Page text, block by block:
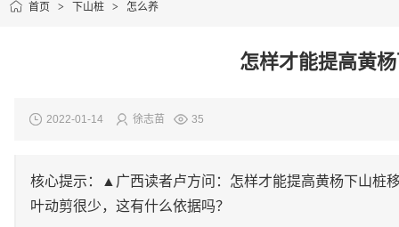
首页 > 下山桩 > 怎么养
怎样才能提高黄
2022-01-14 徐志苗 35
核心提示：▲广西读者卢方问：怎样才能提高黄杨下山桩
叶动剪很少，这有什么依据吗？